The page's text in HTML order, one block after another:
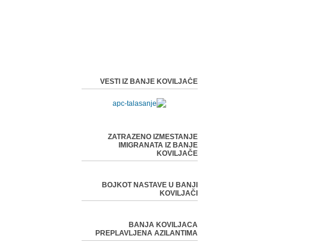
VESTI IZ BANJE KOVILJAČE
ZATRAZENO IZMESTANJE
IMIGRANATA IZ BANJE
KOVILJAČE
BOJKOT NASTAVE U BANJI
KOVILJAČI
BANJA KOVILJACA
PREPLAVLJENA AZILANTIMA